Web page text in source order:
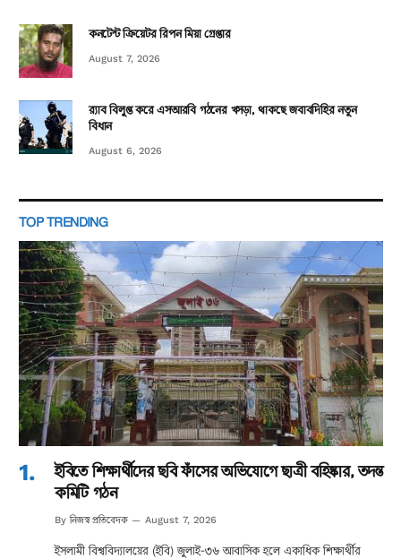
কনটেন্ট ক্রিয়েটর রিপন মিয়া গ্রেপ্তার
August 7, 2026
র‌্যাব বিলুপ্ত করে এসআরবি গঠনের খসড়া, থাকছে জবাবদিহির নতুন
বিধান
August 6, 2026
TOP TRENDING
ইবিতে শিক্ষার্থীদের ছবি ফাঁসের অভিযোগে ছাত্রী বহিষ্কার, তদন্ত
কমিটি গঠন
By নিজস্ব প্রতিবেদক August 7, 2026
ইসলামী বিশ্ববিদ্যালয়ের (ইবি) জুলাই-৩৬ আবাসিক হলে একাধিক শিক্ষার্থীর